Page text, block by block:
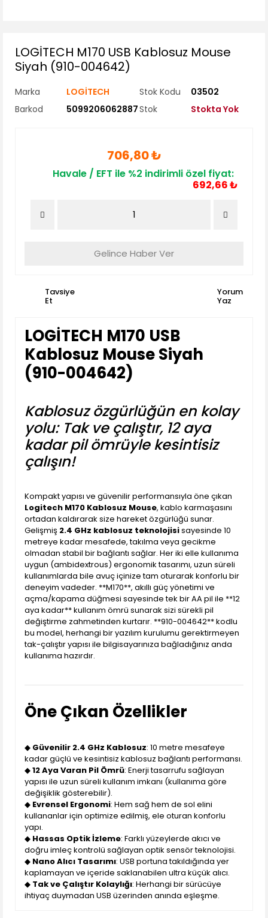
LOGİTECH M170 USB Kablosuz Mouse
Siyah (910-004642)
Marka LOGİTECH Stok Kodu
03502
Barkod
5099206062887Stok Stokta Yok
706,80 ₺
Havale / EFT ile %2 indirimli özel fiyat:
692,66 ₺
Gelince Haber Ver
Tavsiye
Et
Yorum
Yaz
LOGİTECH M170 USB
Kablosuz Mouse Siyah
(910-004642)
Kablosuz özgürlüğün en kolay
yolu: Tak ve çalıştır, 12 aya
kadar pil ömrüyle kesintisiz
çalışın!
Kompakt yapısı ve güvenilir performansıyla öne çıkan
Logitech M170 Kablosuz Mouse, kablo karmaşasını
ortadan kaldırarak size hareket özgürlüğü sunar.
Gelişmiş 2.4 GHz kablosuz teknolojisisayesinde 10
metreye kadar mesafede, takılma veya gecikme
olmadan stabil bir bağlantı sağlar. Her iki elle kullanıma
uygun (ambidextrous) ergonomik tasarımı, uzun süreli
kullanımlarda bile avuç içinize tam oturarak konforlu bir
deneyim vadeder. **M170**, akıllı güç yönetimi ve
açma/kapama düğmesi sayesinde tek bir AA pil ile **12
aya kadar** kullanım ömrü sunarak sizi sürekli pil
değiştirme zahmetinden kurtarır. **910-004642** kodlu
bu model, herhangi bir yazılım kurulumu gerektirmeyen
tak-çalıştır yapısı ile bilgisayarınıza bağladığınız anda
kullanıma hazırdır.
Öne Çıkan Özellikler
◆ Güvenilir 2.4 GHz Kablosuz: 10 metre mesafeye
kadar güçlü ve kesintisiz kablosuz bağlantı performansı.
◆12 Aya Varan Pil Ömrü: Enerji tasarrufu sağlayan
yapısı ile uzun süreli kullanım imkanı (kullanıma göre
değişiklik gösterebilir).
◆ Evrensel Ergonomi: Hem sağ hem de sol elini
kullananlar için optimize edilmiş, ele oturan konforlu
yapı.
◆ Hassas Optik İzleme: Farklı yüzeylerde akıcı ve
doğru imleç kontrolü sağlayan optik sensör teknolojisi.
◆ Nano Alıcı Tasarımı: USB portuna takıldığında yer
kaplamayan ve içeride saklanabilen ultra küçük alıcı.
◆ Tak ve Çalıştır Kolaylığı: Herhangi bir sürücüye
ihtiyaç duymadan USB üzerinden anında eşleşme.